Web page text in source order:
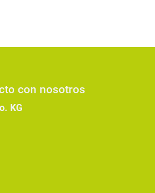
con nosotros
KG